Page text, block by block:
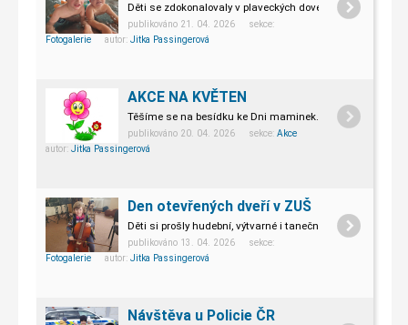
Mgr. Radomír Habermann, ředitel školy
Děti se zdokonalovaly v plaveckých dovednostech.
publikováno 21. 04. 2026 sekce:
Fotogalerie autor: Jitka Passingerová
AKCE NA KVĚTEN
Těšíme se na besídku ke Dni maminek.
publikováno 20. 04. 2026 sekce: Akce
autor: Jitka Passingerová
Den otevřených dveří v ZUŠ
Děti si prošly hudební, výtvarné i taneční třídy.
publikováno 13. 04. 2026 sekce:
Fotogalerie autor: Jitka Passingerová
Návštěva u Policie ČR